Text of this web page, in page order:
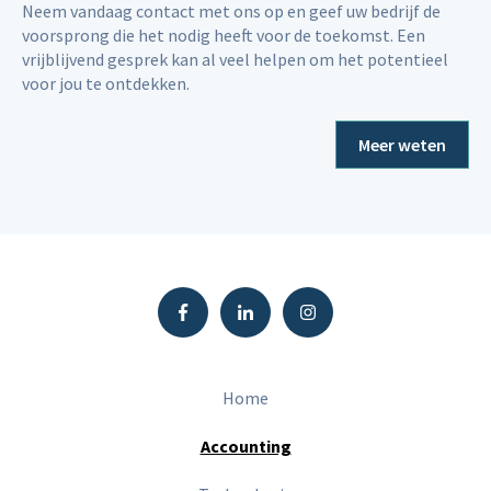
Neem vandaag contact met ons op en geef uw bedrijf de
voorsprong die het nodig heeft voor de toekomst. Een
vrijblijvend gesprek kan al veel helpen om het potentieel
voor jou te ontdekken.
Meer weten
Home
Accounting